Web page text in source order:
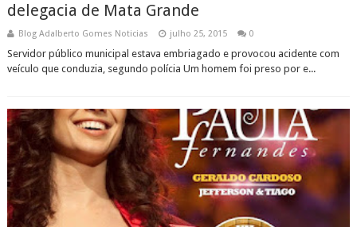
delegacia de Mata Grande
Blog Adalberto Gomes Noticias julho 25, 2015 0
Servidor público municipal estava embriagado e provocou acidente com
veículo que conduzia, segundo polícia Um homem foi preso por e...